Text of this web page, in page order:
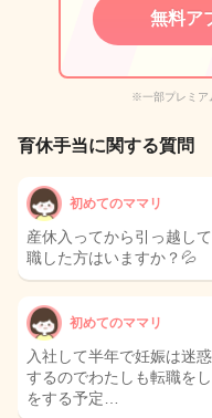
無料ア
※一部プレミア
育休手当に関する質問
初めてのママリ
産休入ってから引っ越し
職した方はいますか？💦
初めてのママリ
入社して半年で妊娠は迷
するのでわたしも転職を
をする予定…